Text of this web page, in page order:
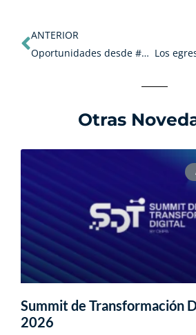
ANTERIOR
Oportunidades desde #CEIPAGlobal.
Otras
Summit de Transformación
2026